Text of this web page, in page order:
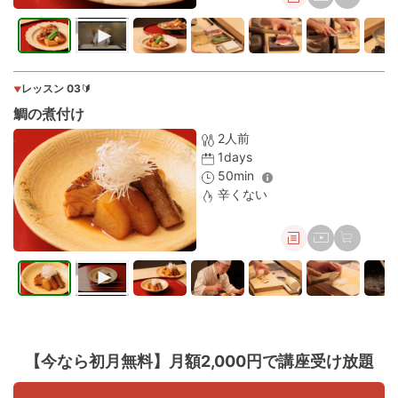
▼レッスン 03🔰
鯛の煮付け
2人前
1days
50min
辛くない
【今なら初月無料】 月額2,000円で講座受け放題